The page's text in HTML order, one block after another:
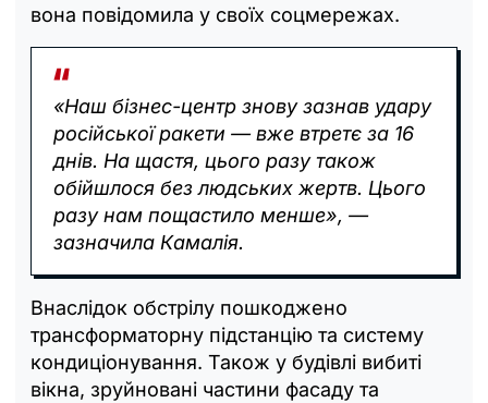
вона повідомила у своїх соцмережах.
«Наш бізнес-центр знову зазнав удару
російської ракети — вже втретє за 16
днів. На щастя, цього разу також
обійшлося без людських жертв. Цього
разу нам пощастило менше», —
зазначила Камалія.
Внаслідок обстрілу пошкоджено
трансформаторну підстанцію та систему
кондиціонування. Також у будівлі вибиті
вікна, зруйновані частини фасаду та